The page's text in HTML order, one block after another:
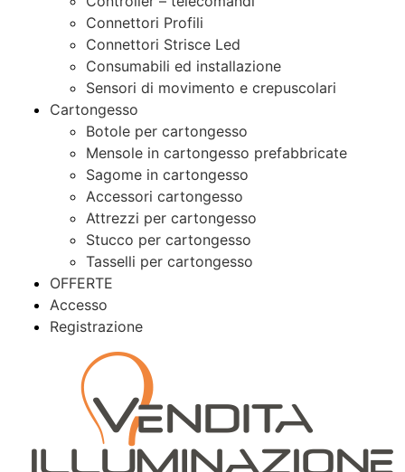
Connettori Profili
Connettori Strisce Led
Consumabili ed installazione
Sensori di movimento e crepuscolari
Cartongesso
Botole per cartongesso
Mensole in cartongesso prefabbricate
Sagome in cartongesso
Accessori cartongesso
Attrezzi per cartongesso
Stucco per cartongesso
Tasselli per cartongesso
OFFERTE
Accesso
Registrazione